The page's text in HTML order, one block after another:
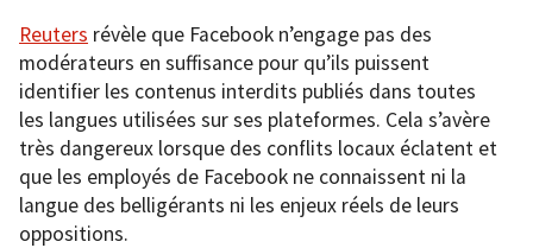
Reuters révèle que Facebook n’engage pas des
modérateurs en suffisance pour qu’ils puissent
identifier les contenus interdits publiés dans toutes
les langues utilisées sur ses plateformes. Cela s’avère
très dangereux lorsque des conflits locaux éclatent et
que les employés de Facebook ne connaissent ni la
langue des belligérants ni les enjeux réels de leurs
oppositions.